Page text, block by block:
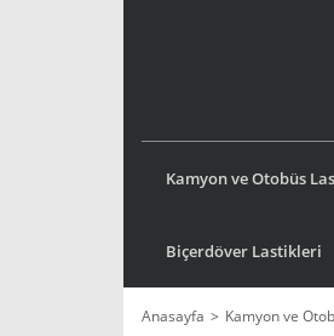
Kamyon ve Otobüs
Biçerdöver Lastikleri
Anasayfa Kamyon ve